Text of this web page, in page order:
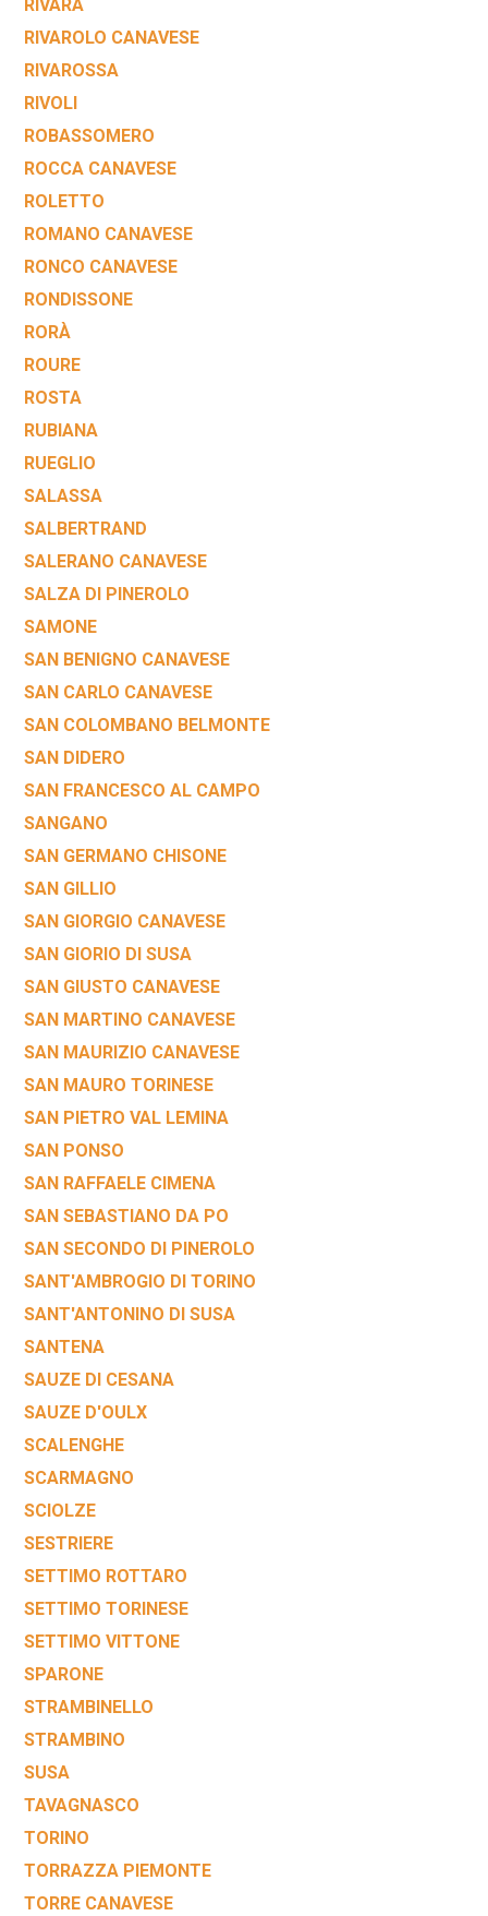
RIVARA
RIVAROLO CANAVESE
RIVAROSSA
RIVOLI
ROBASSOMERO
ROCCA CANAVESE
ROLETTO
ROMANO CANAVESE
RONCO CANAVESE
RONDISSONE
RORÀ
ROURE
ROSTA
RUBIANA
RUEGLIO
SALASSA
SALBERTRAND
SALERANO CANAVESE
SALZA DI PINEROLO
SAMONE
SAN BENIGNO CANAVESE
SAN CARLO CANAVESE
SAN COLOMBANO BELMONTE
SAN DIDERO
SAN FRANCESCO AL CAMPO
SANGANO
SAN GERMANO CHISONE
SAN GILLIO
SAN GIORGIO CANAVESE
SAN GIORIO DI SUSA
SAN GIUSTO CANAVESE
SAN MARTINO CANAVESE
SAN MAURIZIO CANAVESE
SAN MAURO TORINESE
SAN PIETRO VAL LEMINA
SAN PONSO
SAN RAFFAELE CIMENA
SAN SEBASTIANO DA PO
SAN SECONDO DI PINEROLO
SANT'AMBROGIO DI TORINO
SANT'ANTONINO DI SUSA
SANTENA
SAUZE DI CESANA
SAUZE D'OULX
SCALENGHE
SCARMAGNO
SCIOLZE
SESTRIERE
SETTIMO ROTTARO
SETTIMO TORINESE
SETTIMO VITTONE
SPARONE
STRAMBINELLO
STRAMBINO
SUSA
TAVAGNASCO
TORINO
TORRAZZA PIEMONTE
TORRE CANAVESE